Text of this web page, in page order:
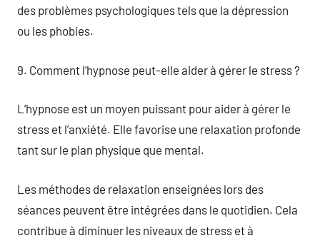
des problèmes psychologiques tels que la dépression
ou les phobies.
9. Comment l’hypnose peut-elle aider à gérer le stress ?
L’hypnose est un moyen puissant pour aider à gérer le
stress et l’anxiété. Elle favorise une relaxation profonde
tant sur le plan physique que mental.
Les méthodes de relaxation enseignées lors des
séances peuvent être intégrées dans le quotidien. Cela
contribue à diminuer les niveaux de stress et à